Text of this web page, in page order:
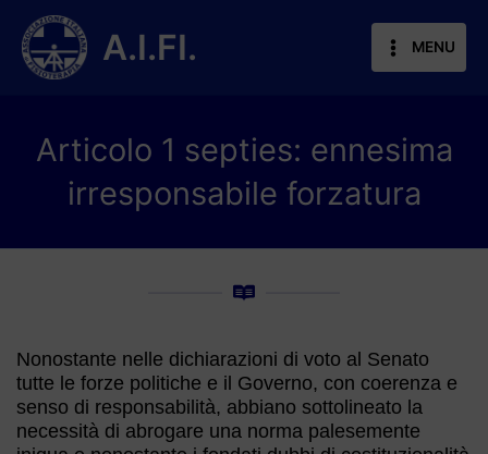
contenuto
A.I.FI. MENU
Articolo 1 septies: ennesima
irresponsabile forzatura
Nonostante nelle dichiarazioni di voto al Senato
tutte le forze politiche e il Governo, con coerenza e
senso di responsabilità, abbiano sottolineato la
necessità di abrogare una norma palesemente